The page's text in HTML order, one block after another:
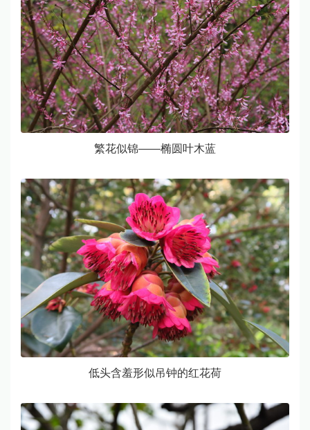
繁花似锦——椭圆叶木蓝
低头含羞形似吊钟的红花荷